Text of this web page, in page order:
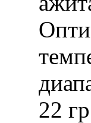
22